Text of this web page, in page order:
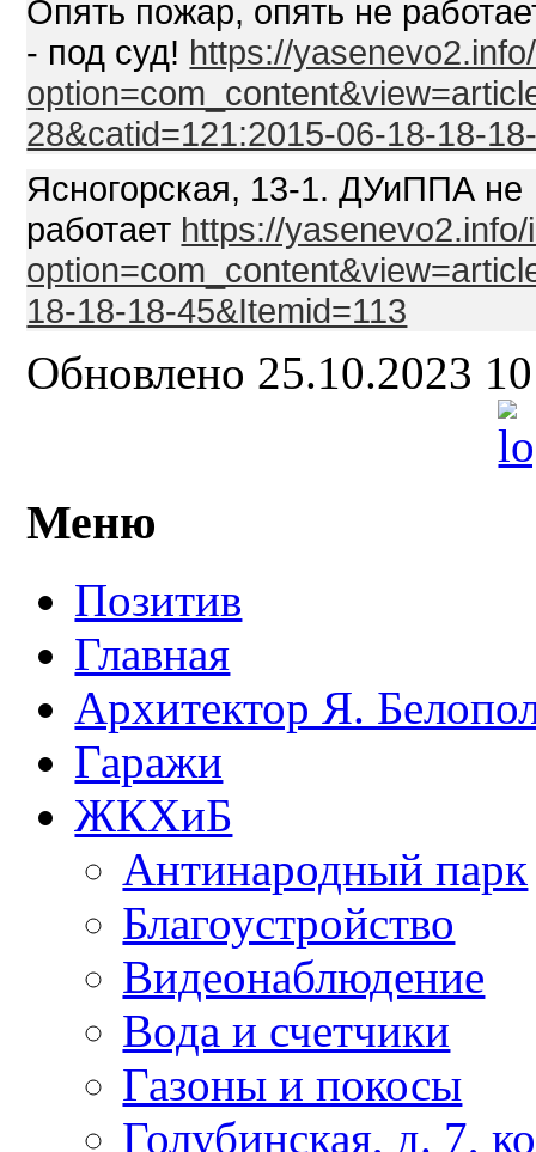
Опять пожар, опять не
- под суд! https://
28&catid=121:2015-06-18-18-
Ясногорская, 13-1. ДУиППА не
работает https://
18-18-18-45&Itemid=113
Обновлено 25.10.2023
Меню
Позитив
Главная
Архитектор Я.
Гаражи
ЖКХиБ
Антинародный парк
Благоустройство
Видеонаблюдение
Вода и счетчики
Газоны и покосы
Голубинская, д. 7,